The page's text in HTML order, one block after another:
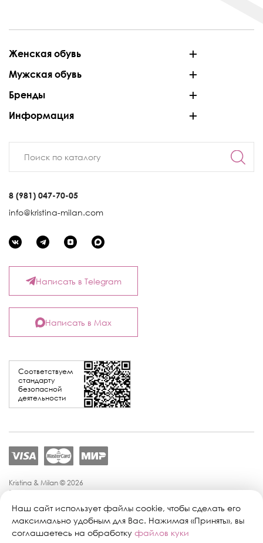
Женская обувь
Мужская обувь
Бренды
Информация
8 (981) 047-70-05
info@kristina-milan.com
Соответствуем
стандарту
безопасной
деятельности
Написать в Telegram
Написать в Max
Kristina & Milan © 2026
Политика конфиденциальности
Политика обработки персональных данных
Публичная оферта
Персональные настройки файлов cookie
Наш сайт использует файлы cookie, чтобы сделать его
максимально удобным для Вас. Нажимая «Принять», вы
соглашаетесь на обработку файлов куки